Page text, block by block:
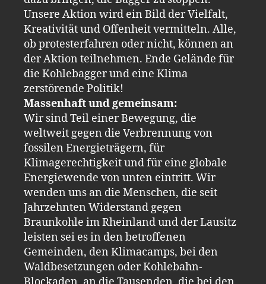
Unsere Aktion wird ein Bild der Vielfalt,
Kreativität und Offenheit vermitteln. Alle,
ob protesterfahren oder nicht, können an
der Aktion teilnehmen. Ende Gelände für
die Kohlebagger und eine Klima
zerstörende Politik!
Massenhaft und gemeinsam:
Wir sind Teil einer Bewegung, die
weltweit gegen die Verbrennung von
fossilen Energieträgern, für
Klimagerechtigkeit und für eine globale
Energiewende von unten eintritt. Wir
wenden uns an die Menschen, die seit
Jahrzehnten Widerstand gegen
Braunkohle im Rheinland und der Lausitz
leisten sei es in den betroffenen
Gemeinden, den Klimacamps, bei den
Waldbesetzungen oder Kohlebahn-